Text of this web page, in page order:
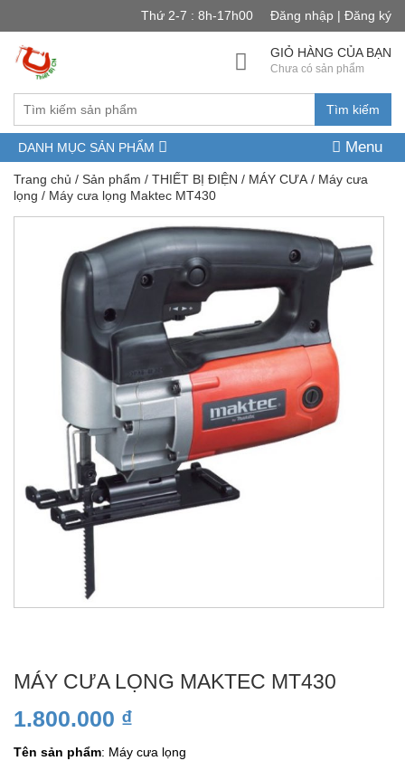
Thứ 2-7 : 8h-17h00 Đăng nhập | Đăng ký
Tìm kiếm
GIỎ HÀNG CỦA BẠN
Chưa có sản phẩm
DANH MỤC SẢN PHẨM Menu
Trang chủ / Sản phẩm / THIẾT BỊ ĐIỆN / MÁY CƯA / Máy cưa
lọng / Máy cưa lọng Maktec MT430
MÁY CƯA LỌNG MAKTEC MT430
1.800.000 ₫
Tên sản phẩm: Máy cưa lọng